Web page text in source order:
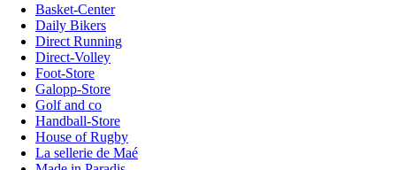
Basket-Center
Daily Bikers
Direct Running
Direct-Volley
Foot-Store
Galopp-Store
Golf and co
Handball-Store
House of Rugby
La sellerie de Maé